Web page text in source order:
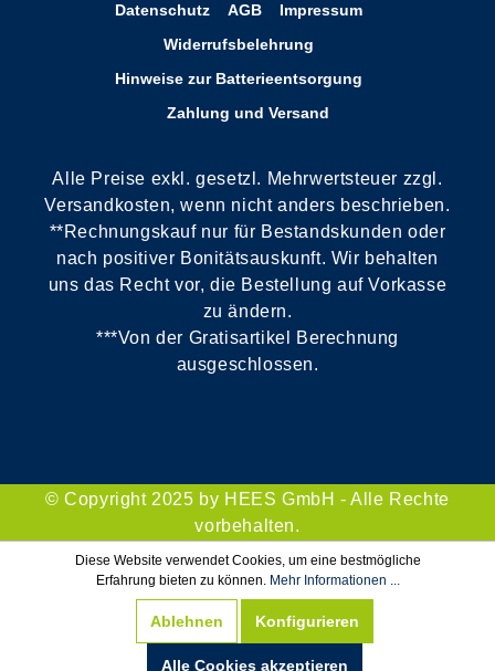
Datenschutz AGB
Impressum
Widerrufsbelehrung
Hinweise zur Batterieentsorgung
Zahlung und Versand
Alle Preise exkl. gesetzl. Mehrwertsteuer zzgl.
Versandkosten, wenn nicht anders beschrieben.
**Rechnungskauf nur für Bestandskunden oder
nach positiver Bonitätsauskunft. Wir behalten
uns das Recht vor, die Bestellung auf Vorkasse
zu ändern.
***Von der Gratisartikel Berechnung
ausgeschlossen.
© Copyright 2025 by HEES GmbH - Alle Rechte
vorbehalten.
Diese Website verwendet Cookies, um eine bestmögliche
Erfahrung bieten zu können. Mehr Informationen ...
Ablehnen Konfigurieren
Alle Cookies akzeptieren